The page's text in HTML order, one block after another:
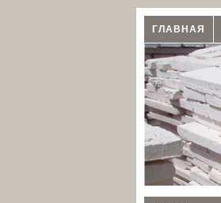
ГЛАВНАЯ